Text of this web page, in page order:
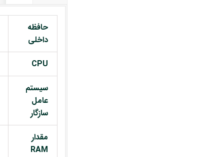
حافظه
داخلی
CPU
سیستم
عامل
سازگار
مقدار
RAM